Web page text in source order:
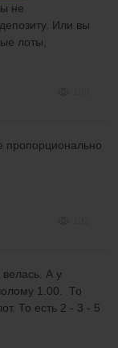
не
Или вы
лоты,
пропорционально
велась. А у
1.00. То
То есть 2 - 3 - 5